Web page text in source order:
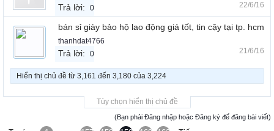
Trả lời: 0 22/6/16
bán sỉ giày bảo hộ lao động giá tốt, tin cậy tại tp. hcm
thanhdat4766
Trả lời: 0 21/6/16
Hiển thị chủ đề từ 3,161 đến 3,180 của 3,224
Tùy chọn hiển thị chủ đề
(Bạn phải Đăng nhập hoặc Đăng ký để đăng bài viết)